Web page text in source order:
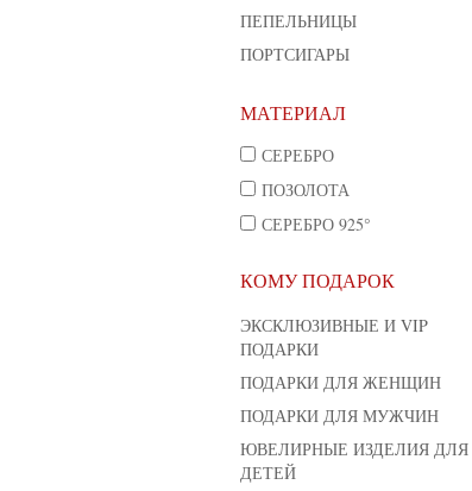
ПЕПЕЛЬНИЦЫ
ПОРТСИГАРЫ
МАТЕРИАЛ
СЕРЕБРО
ПОЗОЛОТА
СЕРЕБРО 925°
КОМУ ПОДАРОК
ЭКСКЛЮЗИВНЫЕ И VIP
ПОДАРКИ
ПОДАРКИ ДЛЯ ЖЕНЩИН
ПОДАРКИ ДЛЯ МУЖЧИН
ЮВЕЛИРНЫЕ ИЗДЕЛИЯ ДЛЯ
ДЕТЕЙ
ПОГРЕМУШКА "БАБОЧКА"
Артикул: 174